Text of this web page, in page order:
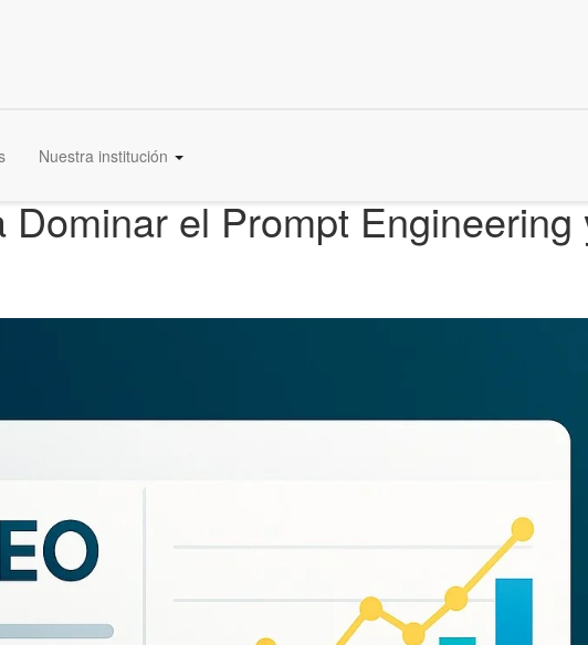
Nuestra institución
el Prompt Engineering